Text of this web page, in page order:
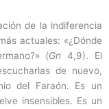
de la indiferencia
actuales: «¿Dónde
(Gn 4,9). El
de nuevo,
del Faraón. Es un
insensibles. Es un